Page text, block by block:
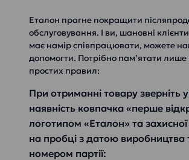
Еталон прагне покращити
обслуговування. І ви, шановні клієнти,
має намір співпрацювати, можете
допомогти. Потрібно пам’ятати лише
простих правил:
При отриманні товару зверніть
наявність ковпачка «перше
логотипом «Еталон» та
на пробці з датою виробництва
номером партії: